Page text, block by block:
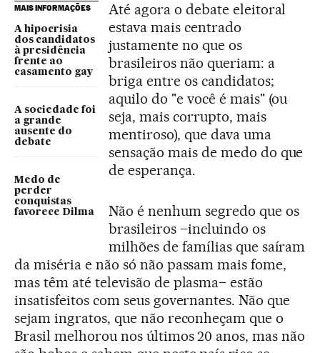
MAIS INFORMAÇÕES
A hipocrisia
dos candidatos
à presidência
frente ao
casamento gay
A sociedade foi
a grande
ausente do
debate
Medo de
perder
conquistas
favorece Dilma
Até agora o debate eleitoral
estava mais centrado
justamente no que os
brasileiros não queriam: a
briga entre os candidatos;
aquilo do "e você é mais" (ou
seja, mais corrupto, mais
mentiroso), que dava uma
sensação mais de medo do que
de esperança.
Não é nenhum segredo que os
brasileiros –incluindo os
milhões de famílias que saíram
da miséria e não só não passam mais fome,
mas têm até televisão de plasma– estão
insatisfeitos com seus governantes. Não que
sejam ingratos, que não reconheçam que o
Brasil melhorou nos últimos 20 anos, mas não